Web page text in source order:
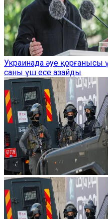
Украинада әуе
саны үш есе азайды